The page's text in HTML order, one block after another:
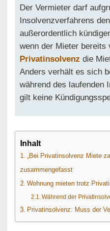
Der Vermieter darf
Insolvenzverfahrens
außerordentlich
wenn der Mieter bereits
Privatinsolvenz die
Anders verhält es sich
während des laufenden
gilt keine
Inhalt
„Bei Privatinsolvenz Miete
zusammengefasst
Wohnung mieten trotz
Während der
Privatinsolvenz: Muss der